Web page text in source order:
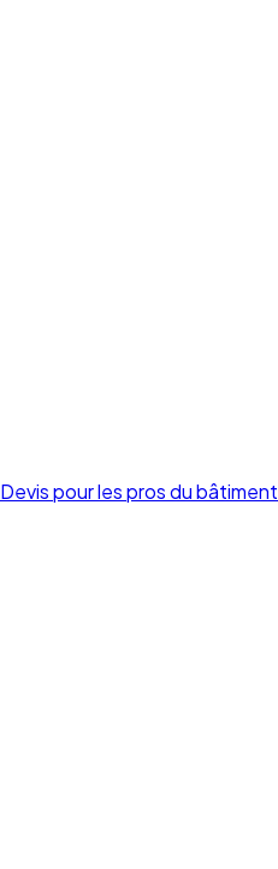
Devis pour les pros du bâtiment